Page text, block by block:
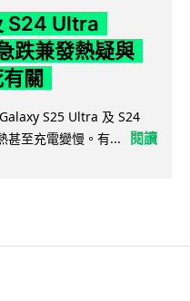
S24 Ultra
跌兼發熱疑與
關
S25 Ultra 及 S24
甚至充電變慢。有...
閱讀